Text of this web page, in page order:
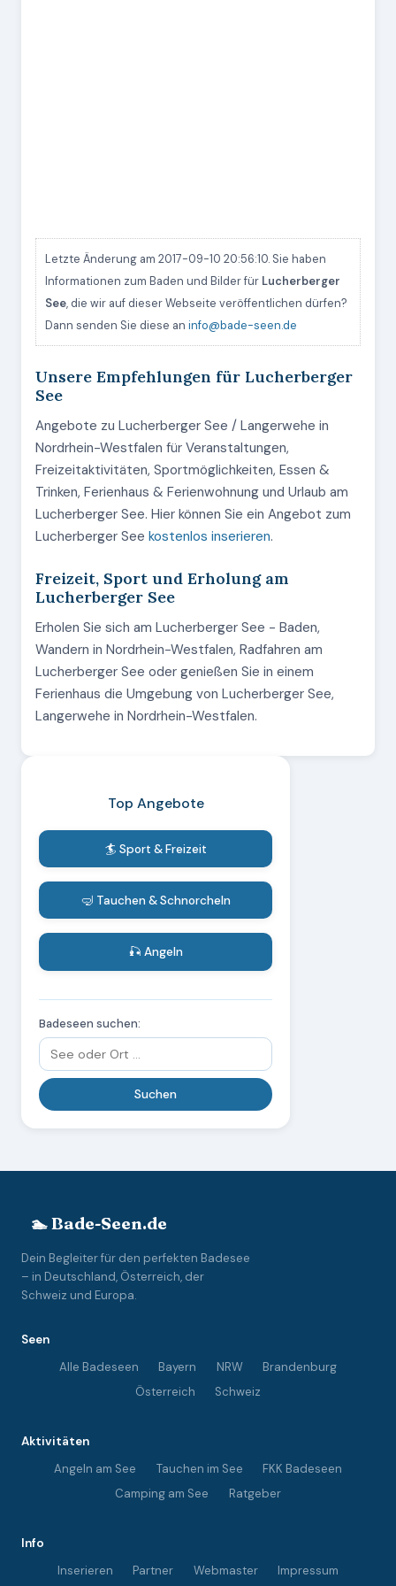
Letzte Änderung am 2017-09-10 20:56:10. Sie haben
Informationen zum Baden und Bilder für Lucherberger
See, die wir auf dieser Webseite veröffentlichen dürfen?
Dann senden Sie diese an info@bade-seen.de
Unsere Empfehlungen für Lucherberger
See
Angebote zu Lucherberger See / Langerwehe in
Nordrhein-Westfalen für Veranstaltungen,
Freizeitaktivitäten, Sportmöglichkeiten, Essen &
Trinken, Ferienhaus & Ferienwohnung und Urlaub am
Lucherberger See. Hier können Sie ein Angebot zum
Lucherberger See kostenlos inserieren.
Freizeit, Sport und Erholung am
Lucherberger See
Erholen Sie sich am Lucherberger See - Baden,
Wandern in Nordrhein-Westfalen, Radfahren am
Lucherberger See oder genießen Sie in einem
Ferienhaus die Umgebung von Lucherberger See,
Langerwehe in Nordrhein-Westfalen.
Top Angebote
🏄 Sport & Freizeit
🤿 Tauchen & Schnorcheln
🎣 Angeln
Badeseen suchen:
🏊 Bade-Seen.de
Dein Begleiter für den perfekten Badesee
– in Deutschland, Österreich, der
Schweiz und Europa.
Seen
Alle Badeseen
Bayern NRW
Brandenburg
Österreich
Schweiz
Aktivitäten
Angeln am See
Tauchen im See
FKK Badeseen
Camping am See
Ratgeber
Info
Inserieren
Partner Webmaster Impressum